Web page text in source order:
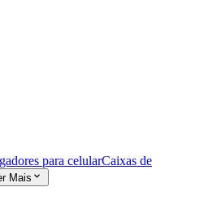
para celularCaixas de
Mais